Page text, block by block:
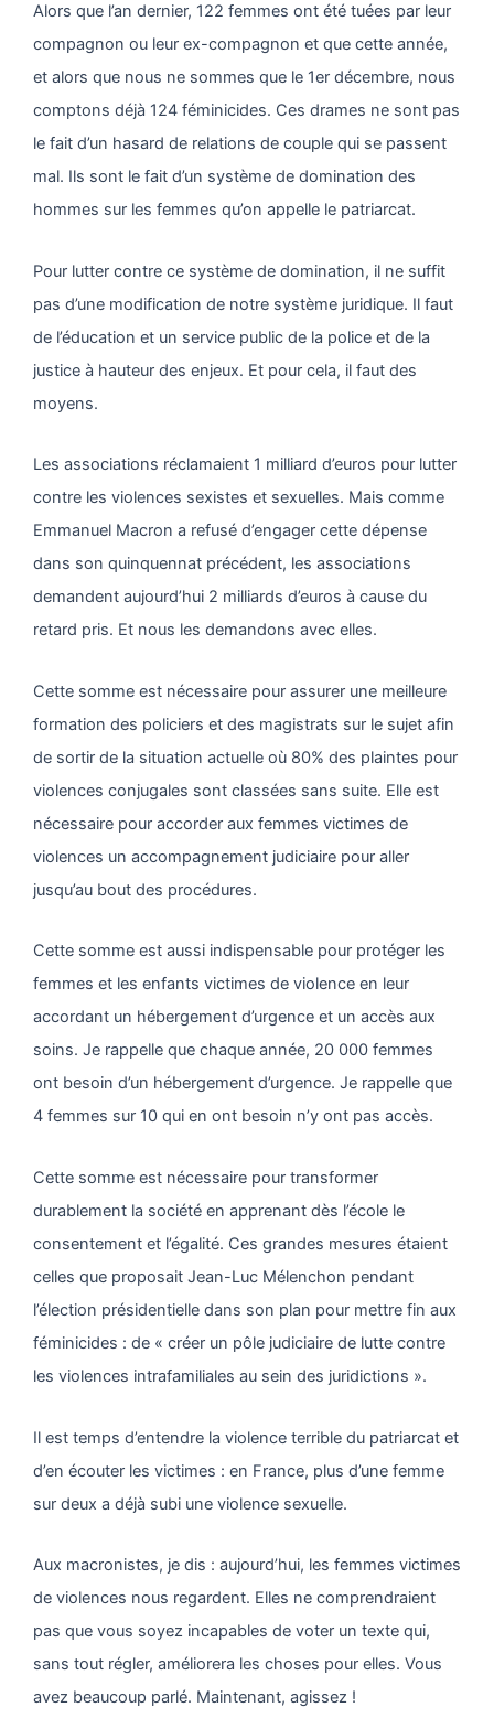
Alors que l’an dernier, 122 femmes ont été tuées par leur
compagnon ou leur ex-compagnon et que cette année,
et alors que nous ne sommes que le 1er décembre, nous
comptons déjà 124 féminicides. Ces drames ne sont pas
le fait d’un hasard de relations de couple qui se passent
mal. Ils sont le fait d’un système de domination des
hommes sur les femmes qu’on appelle le patriarcat.
Pour lutter contre ce système de domination, il ne suffit
pas d’une modification de notre système juridique. Il faut
de l’éducation et un service public de la police et de la
justice à hauteur des enjeux. Et pour cela, il faut des
moyens.
Les associations réclamaient 1 milliard d’euros pour lutter
contre les violences sexistes et sexuelles. Mais comme
Emmanuel Macron a refusé d’engager cette dépense
dans son quinquennat précédent, les associations
demandent aujourd’hui 2 milliards d’euros à cause du
retard pris. Et nous les demandons avec elles.
Cette somme est nécessaire pour assurer une meilleure
formation des policiers et des magistrats sur le sujet afin
de sortir de la situation actuelle où 80% des plaintes pour
violences conjugales sont classées sans suite. Elle est
nécessaire pour accorder aux femmes victimes de
violences un accompagnement judiciaire pour aller
jusqu’au bout des procédures.
Cette somme est aussi indispensable pour protéger les
femmes et les enfants victimes de violence en leur
accordant un hébergement d’urgence et un accès aux
soins. Je rappelle que chaque année, 20 000 femmes
ont besoin d’un hébergement d’urgence. Je rappelle que
4 femmes sur 10 qui en ont besoin n’y ont pas accès.
Cette somme est nécessaire pour transformer
durablement la société en apprenant dès l’école le
consentement et l’égalité. Ces grandes mesures étaient
celles que proposait Jean-Luc Mélenchon pendant
l’élection présidentielle dans son plan pour mettre fin aux
féminicides : de « créer un pôle judiciaire de lutte contre
les violences intrafamiliales au sein des juridictions ».
Il est temps d’entendre la violence terrible du patriarcat et
d’en écouter les victimes : en France, plus d’une femme
sur deux a déjà subi une violence sexuelle.
Aux macronistes, je dis : aujourd’hui, les femmes victimes
de violences nous regardent. Elles ne comprendraient
pas que vous soyez incapables de voter un texte qui,
sans tout régler, améliorera les choses pour elles. Vous
avez beaucoup parlé. Maintenant, agissez !